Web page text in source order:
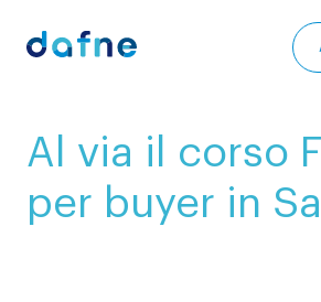
Consorzio Dafne
Homepage
Chi
nostri
progetti
I
Al via il corso
per buyer in